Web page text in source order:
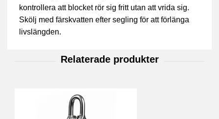
kontrollera att blocket rör sig fritt utan att vrida sig.
Skölj med färskvatten efter segling för att förlänga
livslängden.